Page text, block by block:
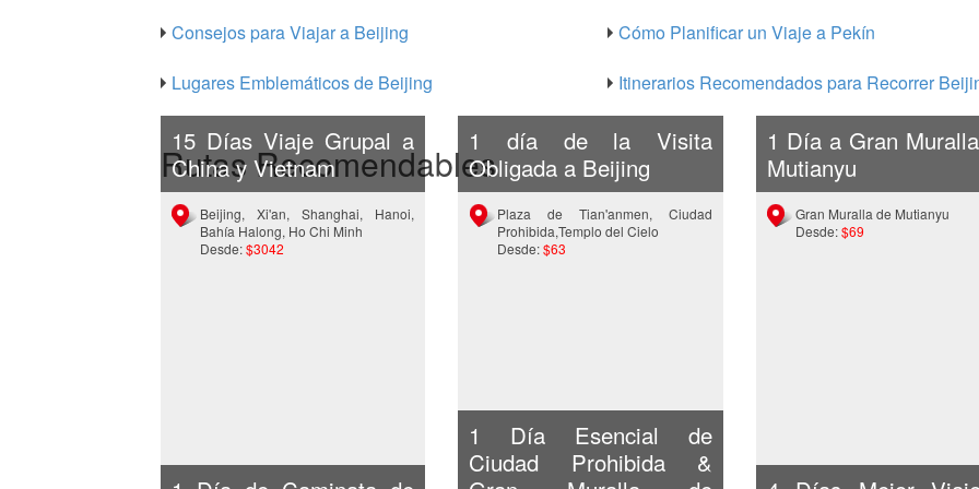
Consejos para Viajar a Beijing
Cómo Planificar un Viaje a Pekín
Lugares Emblemáticos de Beijing
Itinerarios Recomendados para Recorrer
Rutas Recomendables
15 Días Viaje Grupal a
China y Vietnam
Beijing, Xi'an, Shanghai, Hanoi,
Bahía Halong, Ho Chi Minh
Desde:$3042
1 día de la Visita
Obligada a Beijing
Plaza de Tian'anmen, Ciudad
Prohibida,Templo del Cielo
Desde:$63
1 Día a Gran
Mutianyu
Gran Muralla de Mutianyu
Desde:$69
1 Día Esencial de
Ciudad Prohibida &